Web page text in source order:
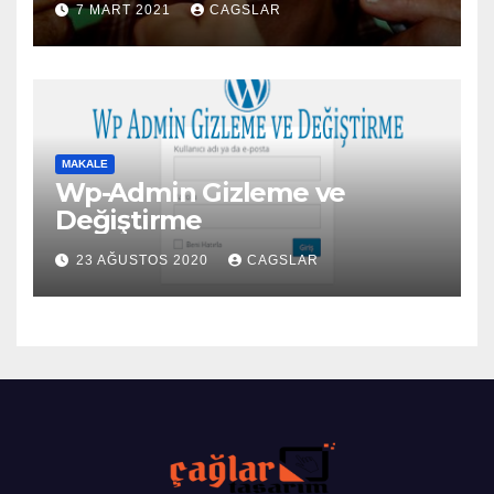
7 MART 2021 CAGSLAR
MAKALE
Wp-Admin Gizleme ve
Değiştirme
23 AĞUSTOS 2020 CAGSLAR